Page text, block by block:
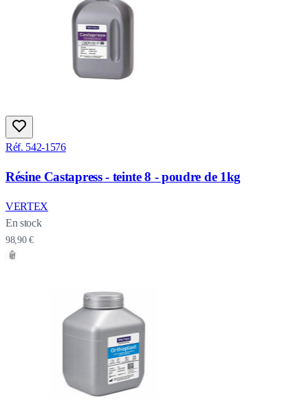
Réf. 542-1576
Résine Castapress - teinte 8 - poudre de 1kg
VERTEX
En stock
98,90 €